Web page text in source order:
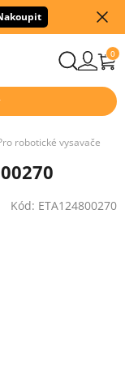
0
robotické vysavače
Kód: ETA124800270